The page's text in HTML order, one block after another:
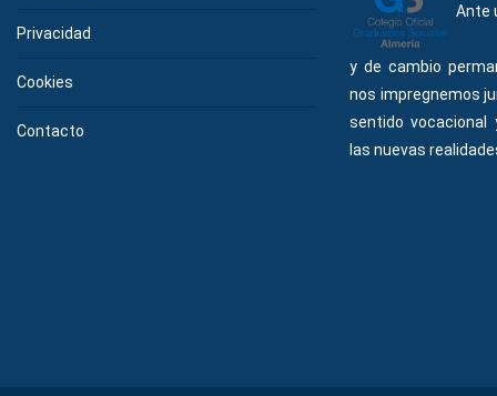
Privacidad
Cookies
Contacto
Ante
y de cambio
nos impregnemos
sentido
las nuevas